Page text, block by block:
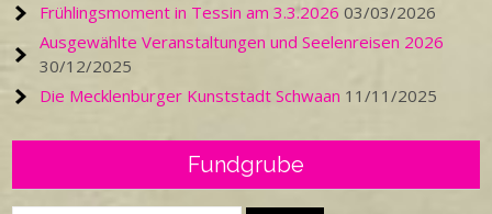
Frühlingsmoment in Tessin am 3.3.2026 03/03/2026
Ausgewählte Veranstaltungen und Seelenreisen 2026
30/12/2025
Die Mecklenburger Kunststadt Schwaan 11/11/2025
Fundgrube